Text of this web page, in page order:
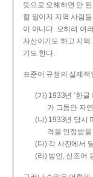
뜻으로 오해하면 안
할 말이지 지역 사람
이 아니다. 오히려 여
자산이기도 하고 지
기도 한다.
표준어 규정의 실제
(가) 1933년 ‘한글
가 그동안 자
(나) 1933년 당시
격을 인정받
(다) 각 사전에서
(라) 방언, 신조어